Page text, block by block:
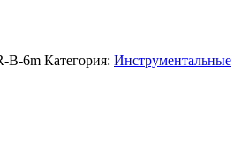
B-6m Категория: Инструментальные